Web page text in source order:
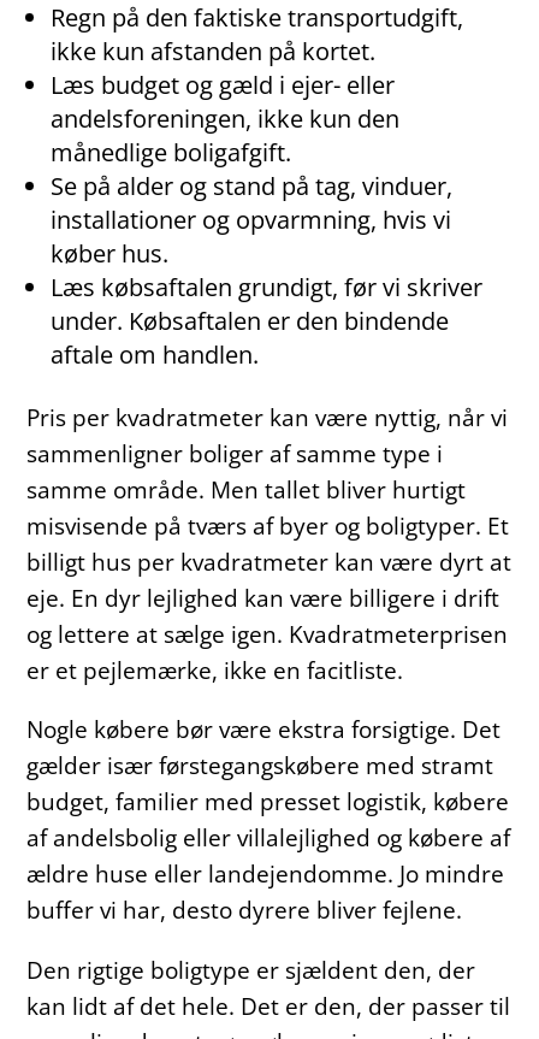
Regn på den faktiske transportudgift,
ikke kun afstanden på kortet.
Læs budget og gæld i ejer- eller
andelsforeningen, ikke kun den
månedlige boligafgift.
Se på alder og stand på tag, vinduer,
installationer og opvarmning, hvis vi
køber hus.
Læs købsaftalen grundigt, før vi skriver
under. Købsaftalen er den bindende
aftale om handlen.
Pris per kvadratmeter kan være nyttig, når vi
sammenligner boliger af samme type i
samme område. Men tallet bliver hurtigt
misvisende på tværs af byer og boligtyper. Et
billigt hus per kvadratmeter kan være dyrt at
eje. En dyr lejlighed kan være billigere i drift
og lettere at sælge igen. Kvadratmeterprisen
er et pejlemærke, ikke en facitliste.
Nogle købere bør være ekstra forsigtige. Det
gælder især førstegangskøbere med stramt
budget, familier med presset logistik, købere
af andelsbolig eller villalejlighed og købere af
ældre huse eller landejendomme. Jo mindre
buffer vi har, desto dyrere bliver fejlene.
Den rigtige boligtype er sjældent den, der
kan lidt af det hele. Det er den, der passer til